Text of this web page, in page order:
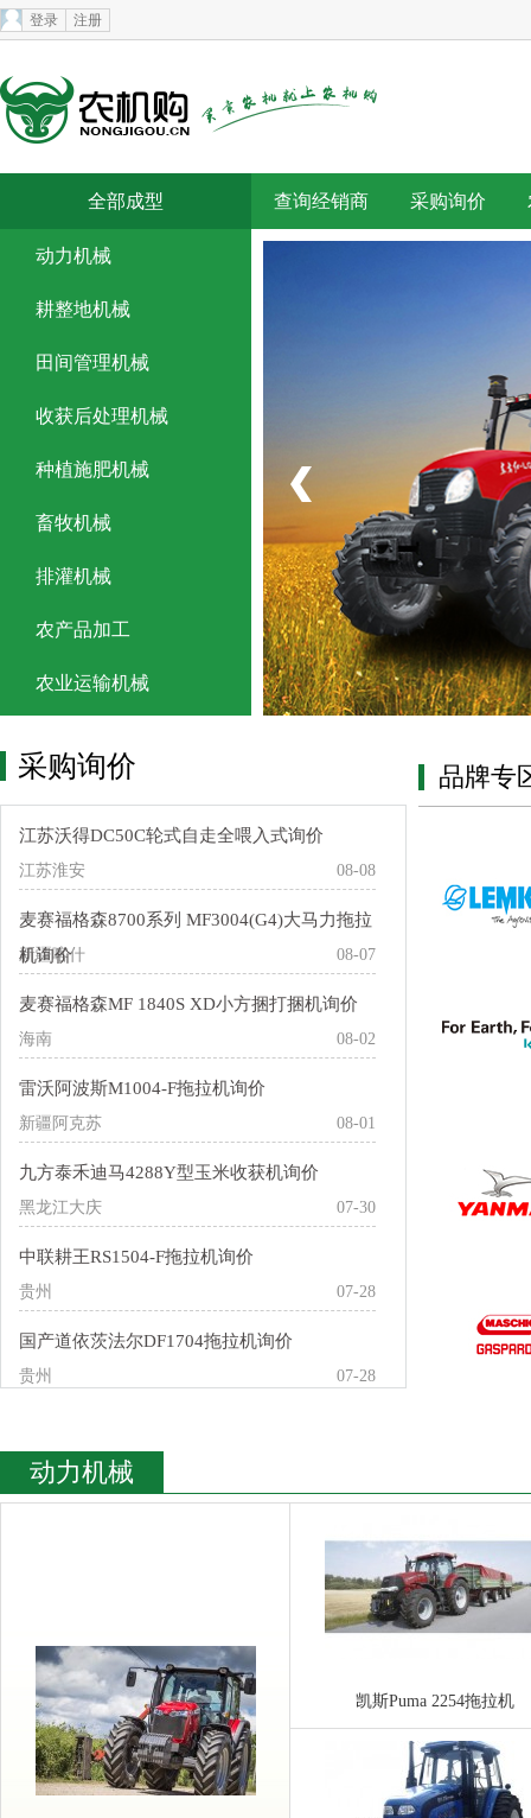
登录 注册
全部成型 查询经销商 采购询价
农机补贴
动力机械
耕整地机械
田间管理机械
收获后处理机械
种植施肥机械
畜牧机械
排灌机械
农产品加工
农业运输机械
采购询价
江苏沃得DC50C轮式自走全喂入式询价
江苏淮安 08-08
麦赛福格森8700系列 MF3004(G4)大马力拖拉
机询价
新疆喀什 08-07
麦赛福格森MF 1840S XD小方捆打捆机询价
海南 08-02
雷沃阿波斯M1004-F拖拉机询价
新疆阿克苏 08-01
九方泰禾迪马4288Y型玉米收获机询价
黑龙江大庆 07-30
中联耕王RS1504-F拖拉机询价
贵州 07-28
国产道依茨法尔DF1704拖拉机询价
贵州 07-28
品牌专
动力机械
凯斯Puma 2254拖拉机